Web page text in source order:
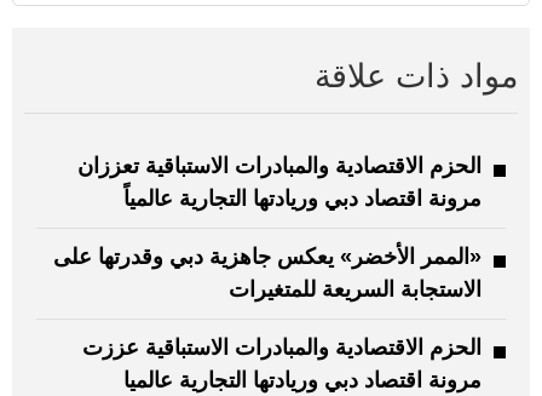
مواد ذات علاقة
الحزم الاقتصادية والمبادرات الاستباقية تعززان
مرونة اقتصاد دبي وريادتها التجارية عالمياً
«الممر الأخضر» يعكس جاهزية دبي وقدرتها على
الاستجابة السريعة للمتغيرات
الحزم الاقتصادية والمبادرات الاستباقية عززت
مرونة اقتصاد دبي وريادتها التجارية عالميا